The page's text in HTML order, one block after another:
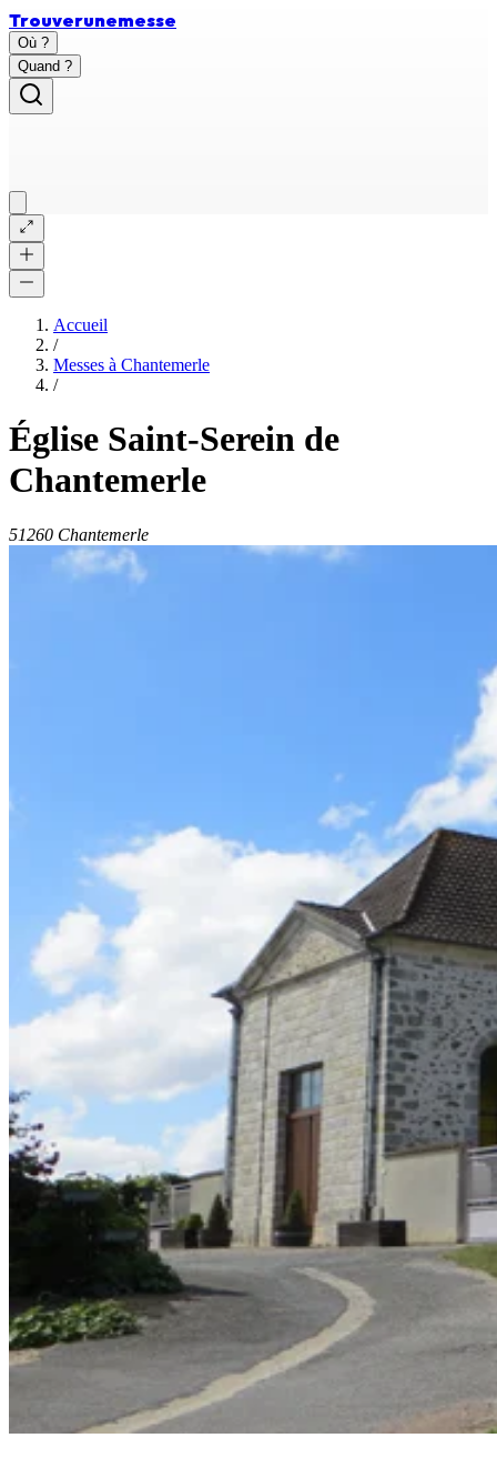
Trouverunemesse
Où ?
Quand ?
Accueil
/
Messes à Chantemerle
/
Église Saint-Serein de
Chantemerle
51260 Chantemerle